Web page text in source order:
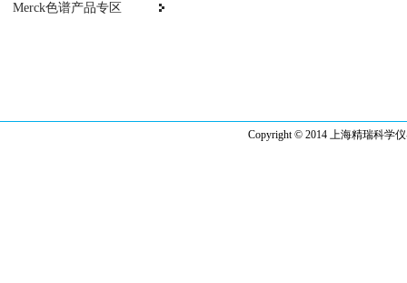
Merck色谱产品专区
Copyright © 2014 上海精瑞科学